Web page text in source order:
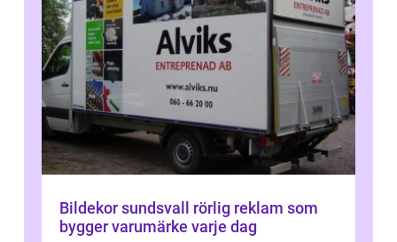
Bildekor sundsvall rörlig reklam som
bygger varumärke varje dag